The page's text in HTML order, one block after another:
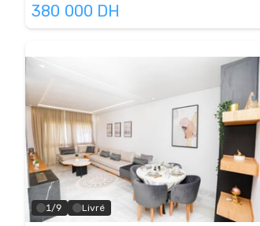
380 000 DH
1/9 Livré